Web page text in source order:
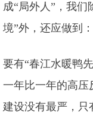
成“局外人”，我们
境”外，还应做到：
要有“春江水暖鸭
一年比一年的高压
建设没有最严，只